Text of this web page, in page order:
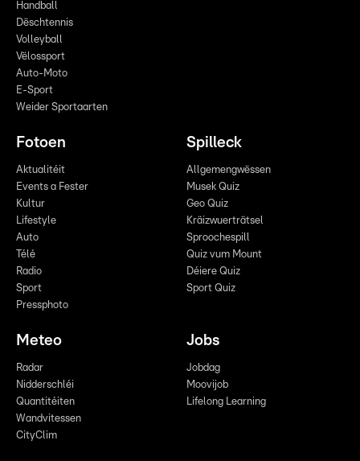
Handball
Dëschtennis
Volleyball
Vëlossport
Auto-Moto
E-Sport
Weider Sportaarten
Fotoen
Aktualitéit
Events a Fester
Kultur
Lifestyle
Auto
Télé
Radio
Sport
Pressphoto
Spilleck
Allgemengwëssen
Musek Quiz
Geo Quiz
Kräizwuerträtsel
Sproochespill
Quiz vum Mount
Déiere Quiz
Sport Quiz
Meteo
Radar
Nidderschléi
Quantitéiten
Wandvitessen
CityClim
Jobs
Jobdag
Moovijob
Lifelong Learning